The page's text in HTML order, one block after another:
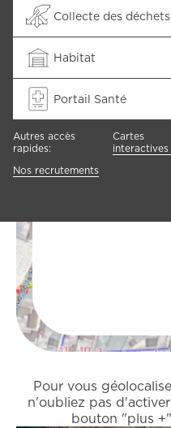
Collecte des déchets
Habitat
Portail Santé
Autres accès
rapides:
Cartes
interactives
Nos recrutements
CARTES
Pour vous
n'oubliez pas
bouton "plus